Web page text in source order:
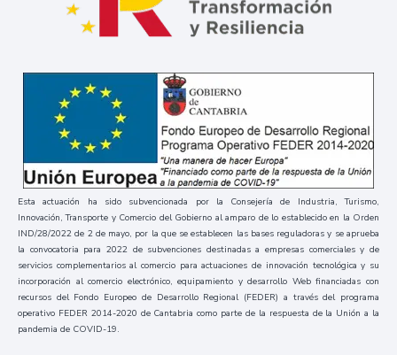
Esta actuación ha sido subvencionada por la Consejería de Industria, Turismo,
Innovación, Transporte y Comercio del Gobierno al amparo de lo establecido en la Orden
IND/28/2022 de 2 de mayo, por la que se establecen las bases reguladoras y se aprueba
la convocatoria para 2022 de subvenciones destinadas a empresas comerciales y de
servicios complementarios al comercio para actuaciones de innovación tecnológica y su
incorporación al comercio electrónico, equipamiento y desarrollo Web financiadas con
recursos del Fondo Europeo de Desarrollo Regional (FEDER) a través del programa
operativo FEDER 2014-2020 de Cantabria como parte de la respuesta de la Unión a la
pandemia de COVID-19.